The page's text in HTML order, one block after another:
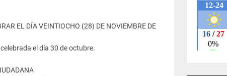
EL DÍA VEINTIOCHO (28) DE NOVIEMBRE DE
el día 30 de octubre.